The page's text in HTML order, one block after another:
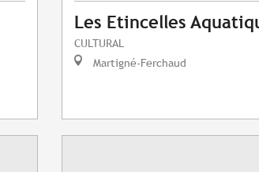
Les Etincelles
CULTURAL
Martigné-Ferchaud